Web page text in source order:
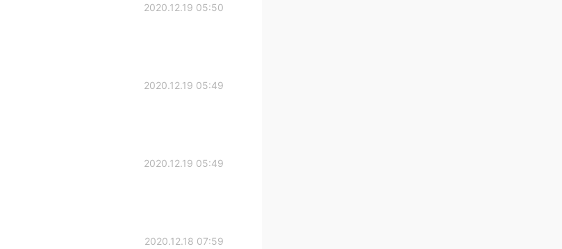
2020.12.19 05:50
2020.12.19 05:49
2020.12.19 05:49
2020.12.18 07:59